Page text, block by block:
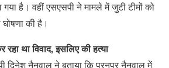
है। वहीं एसएसपी ने मामले में जुटी टीमों को
की है।
था विवाद, इसलिए की हत्या
दिनेश नैनवाल ने बताया कि पूरनपुर नैनवाल में